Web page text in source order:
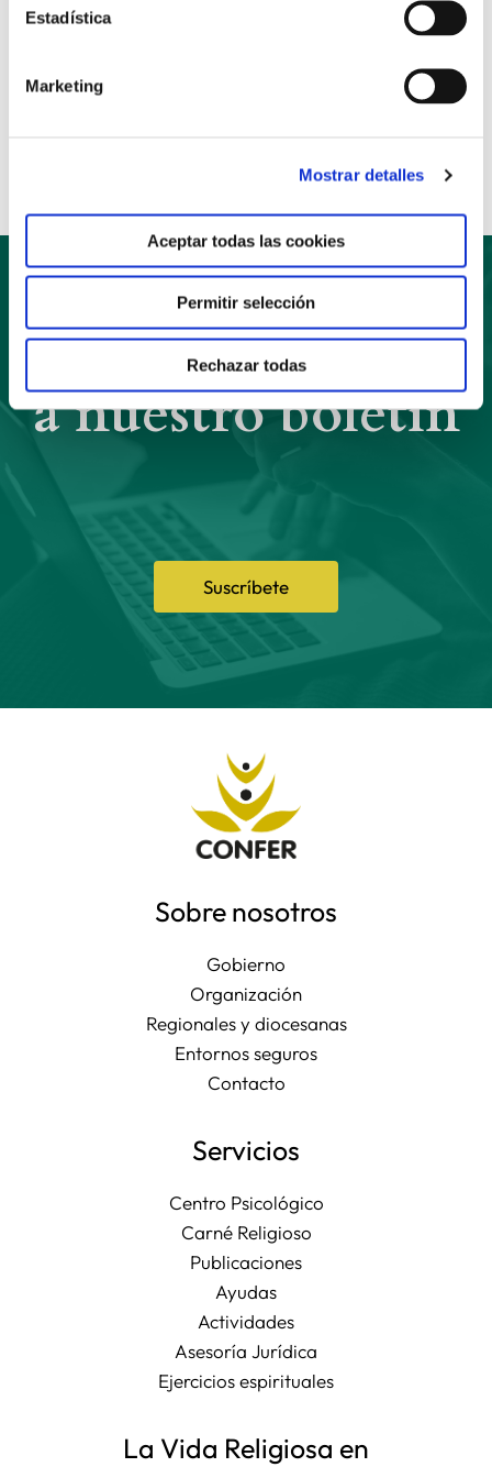
Estadística
Marketing
Mostrar detalles
Aceptar todas las cookies
Permitir selección
Rechazar todas
Anterior Siguiente
Suscríbete
Suscríbete
a nuestro boletín
Sobre nosotros
Gobierno
Organización
Regionales y diocesanas
Entornos seguros
Contacto
Servicios
Centro Psicológico
Carné Religioso
Publicaciones
Ayudas
Actividades
Asesoría Jurídica
Ejercicios espirituales
La Vida Religiosa en